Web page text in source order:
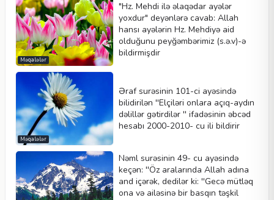
Məqalələr
"Hz. Mehdi ilə əlaqədar ayələr
yoxdur" deyənlərə cavab: Allah
hansı ayələrin Hz. Mehdiyə aid
olduğunu peyğəmbərimiz (s.ə.v)-ə
bildirmişdir
Məqalələr
Əraf surəsinin 101-ci ayəsində
bilidirilən ''Elçiləri onlara açıq-aydın
dəlillər gətirdilər '' ifadəsinin əbcəd
hesabı 2000-2010- cu ili bildirir
Nəml surəsinin 49- cu ayəsində
keçən: ''Öz aralarında Allah adına
and içərək, dedilər ki: ''Gecə mütləq
ona və ailəsinə bir basqın təşkil